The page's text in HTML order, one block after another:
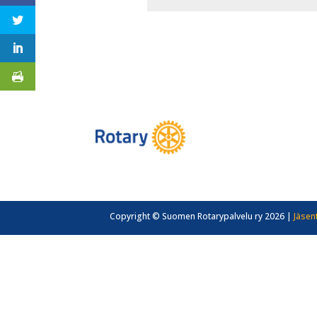
Copyright © Suomen Rotarypalvelu ry 2026 |